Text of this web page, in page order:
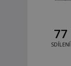
77
SDÍLENÍ